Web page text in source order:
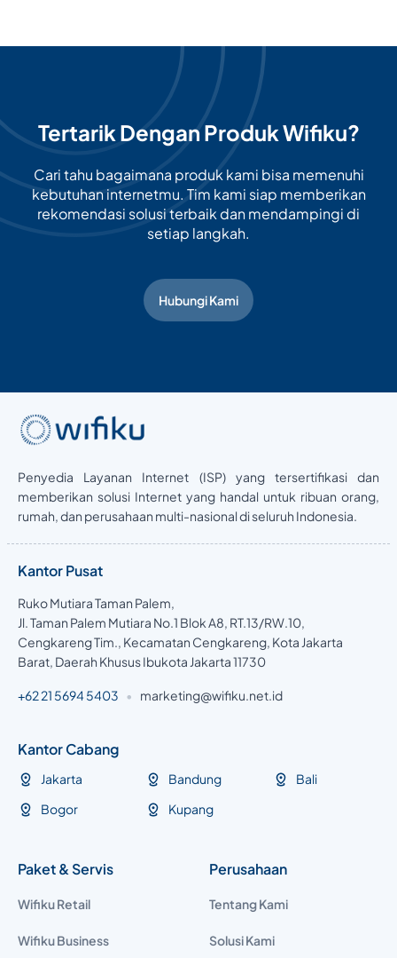
Tertarik Dengan Produk Wifiku?
Cari tahu bagaimana produk kami bisa memenuhi
kebutuhan internetmu. Tim kami siap memberikan
rekomendasi solusi terbaik dan mendampingi di
setiap langkah.
Hubungi Kami
Penyedia Layanan Internet (ISP) yang tersertifikasi dan
memberikan solusi Internet yang handal untuk ribuan orang,
rumah, dan perusahaan multi-nasional di seluruh Indonesia.
Kantor Pusat
Ruko Mutiara Taman Palem,
Jl. Taman Palem Mutiara No.1 Blok A8, RT.13/RW.10,
Cengkareng Tim., Kecamatan Cengkareng, Kota Jakarta
Barat, Daerah Khusus Ibukota Jakarta 11730
+62 21 5694 5403 • marketing@wifiku.net.id
Kantor Cabang
Jakarta
Bogor
Bandung
Kupang
Bali
Paket & Servis
Wifiku Retail
Wifiku Business
Perusahaan
Tentang Kami
Solusi Kami